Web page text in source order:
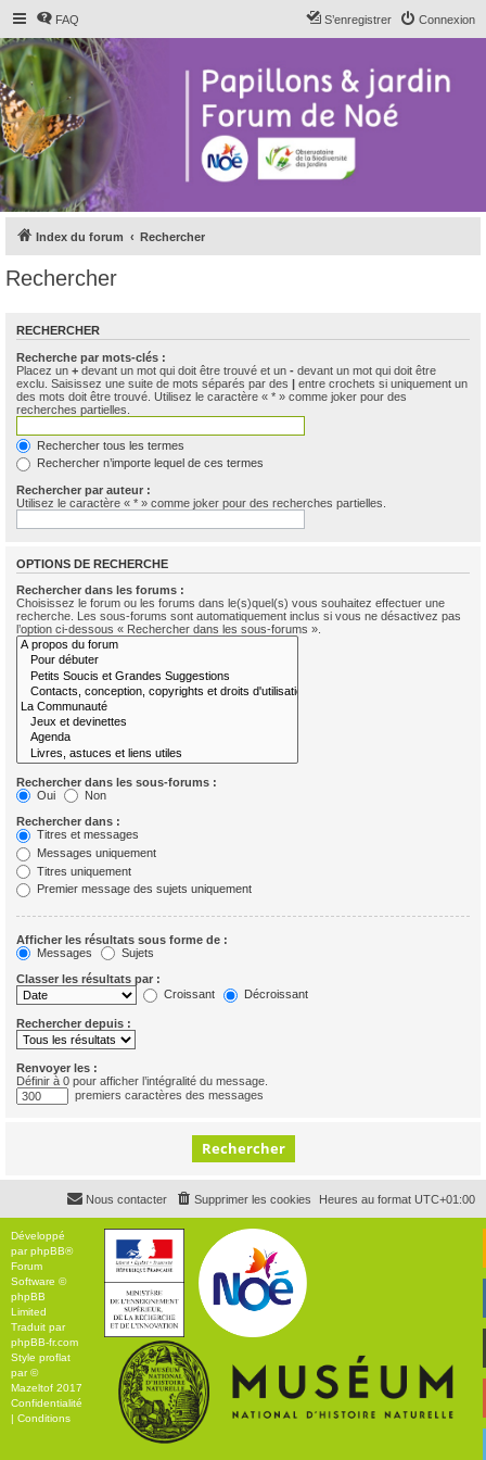
FAQ Connexion
S’enregistrer
Index du forum Rechercher
Rechercher
RECHERCHER
Recherche par mots-clés :
Placez un + devant un mot qui doit être trouvé et un - devant un mot qui doit être
exclu. Saisissez une suite de mots séparés par des | entre crochets si uniquement un
des mots doit être trouvé. Utilisez le caractère « * » comme joker pour des
recherches partielles.
Rechercher tous les termes
Rechercher n’importe lequel de ces termes
Rechercher par auteur :
Utilisez le caractère « * » comme joker pour des recherches partielles.
OPTIONS DE RECHERCHE
Rechercher dans les forums :
Choisissez le forum ou les forums dans le(s)quel(s) vous souhaitez effectuer une
recherche. Les sous-forums sont automatiquement inclus si vous ne désactivez pas
l’option ci-dessous « Rechercher dans les sous-forums ».
Rechercher dans les sous-forums :
Oui
Non
Rechercher dans :
Titres et messages
Messages uniquement
Titres uniquement
Premier message des sujets uniquement
Afficher les résultats sous forme de :
Messages
Sujets
Classer les résultats par :
Croissant
Décroissant
Rechercher depuis :
Renvoyer les :
Définir à 0 pour afficher l’intégralité du message.
premiers caractères des messages
Heures au format UTC+01:00
Supprimer les cookies
Nous contacter
Développé
parphpBB®
Forum
Software ©
phpBB
Limited
Traduit par
phpBB-fr.com
Style proflat
par ©
Mazeltof 2017
Confidentialité
Conditions